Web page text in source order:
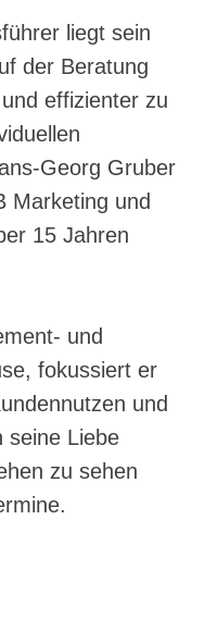
liegt sein
der Beratung
effizienter zu
Georg Gruber
Marketing und
15 Jahren
und
fokussiert er
und
seine Liebe
zu sehen